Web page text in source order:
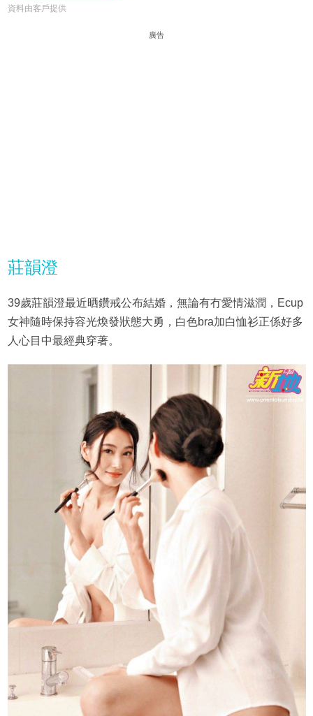
資料由客戶提供
廣告
莊韻澄
39歲莊韻澄最近晒鑽戒公布結婚，無論有冇愛情滋潤，Ecup
女神隨時保持容光煥發狀態大勇，白色bra加白恤衫正係好多
人心目中最經典穿著。